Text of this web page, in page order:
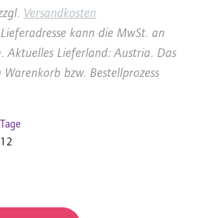
Versandkosten
kann die MwSt. an
Aktuelles Lieferland: Austria. Das
bzw. Bestellprozess